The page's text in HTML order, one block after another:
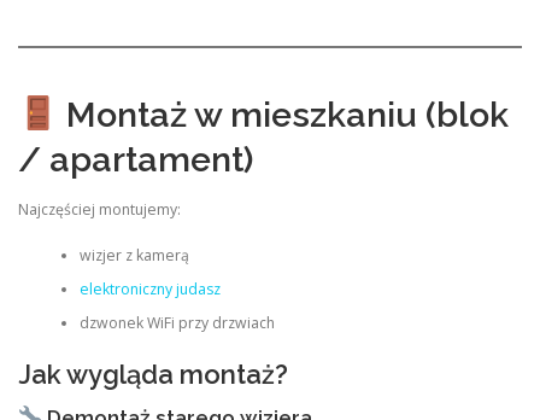
Montaż w mieszkaniu (blok
/ apartament)
Najczęściej montujemy:
wizjer z kamerą
elektroniczny judasz
dzwonek WiFi przy drzwiach
Jak wygląda montaż?